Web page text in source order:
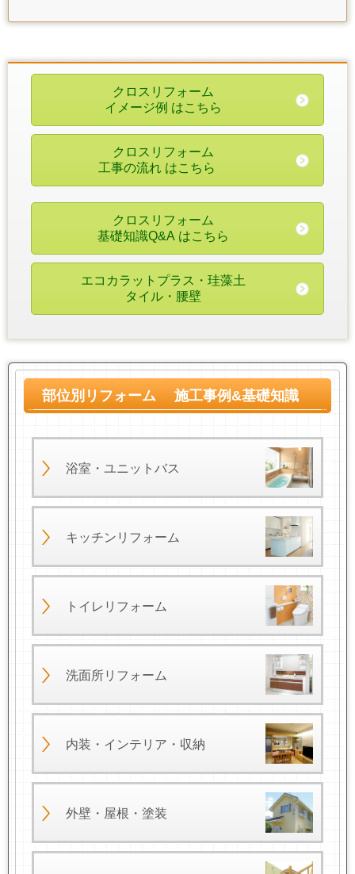
クロスリフォーム
イメージ例 はこちら
クロスリフォーム
工事の流れ はこちら
クロスリフォーム
基礎知識Q&A はこちら
エコカラットプラス・珪藻土
タイル・腰壁
部位別リフォーム 施工事例&基礎知識
浴室・ユニットバス
キッチンリフォーム
トイレリフォーム
洗面所リフォーム
内装・インテリア・収納
外壁・屋根・塗装